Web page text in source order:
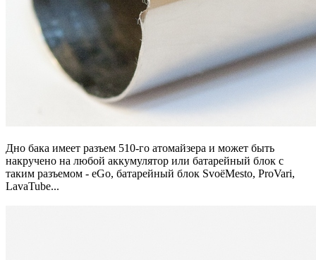
Дно бака имеет разъем 510-го атомайзера и может быть
накручено на любой аккумулятор или батарейный блок с
таким разъемом - eGo, батарейный блок SvoёMesto, ProVari,
LavaTube...